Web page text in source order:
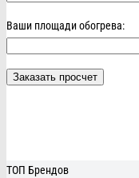
Ваши площади обогрева:
ТОП Брендов